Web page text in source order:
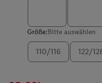
Größe:Bitte auswählen
110/116 122/